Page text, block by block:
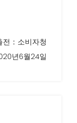
전：소비자청
년6월24일